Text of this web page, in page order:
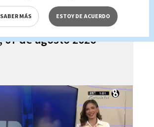
En Directo con Paula
de agosto 2026
MÁS ESTOY DE ACUERDO